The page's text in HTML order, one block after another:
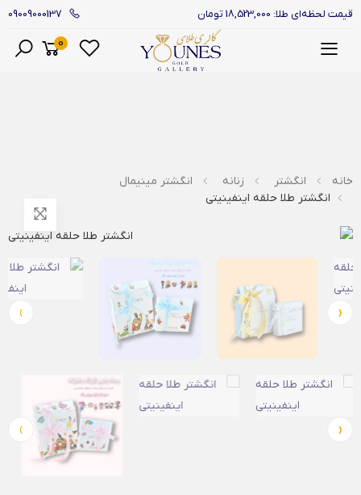
قیمت لحظه‌ای طلا: 18,523,000 تومان 09009000137
منو
0
خانه انگشتر زنانه
انگشتر مینیمال
انگشتر طلا حلقه اینفینیتی
‹
›
‹
›